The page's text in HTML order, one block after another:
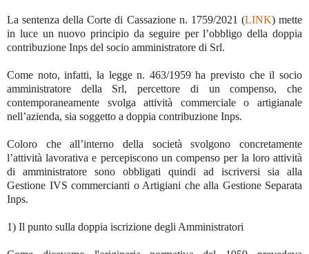
La sentenza della Corte di Cassazione n. 1759/2021 (LINK) mette
in luce un nuovo principio da seguire per l’obbligo della doppia
contribuzione Inps del socio amministratore di Srl.
Come noto, infatti, la legge n. 463/1959 ha previsto che il socio
amministratore della Srl, percettore di un compenso, che
contemporaneamente svolga attività commerciale o artigianale
nell’azienda, sia soggetto a doppia contribuzione Inps.
Coloro che all’interno della società svolgono concretamente
l’attività lavorativa e percepiscono un compenso per la loro attività
di amministratore sono obbligati quindi ad iscriversi sia alla
Gestione IVS commercianti o Artigiani che alla Gestione Separata
Inps.
1) Il punto sulla doppia iscrizione degli Amministratori